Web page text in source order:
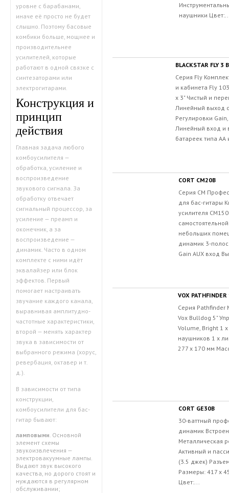
уровне с барабанами,
иначе её просто не будет
слышно. Поэтому басовые
комбики больше, мощнее и
производительнее
усилителей, которые
работают в одной связке с
синтезаторами или
электрогитарами.
Конструкция и
принцип
действия
Главная задача любого
комбоусилителя —
обработка, усиление и
воспроизведение
звукового сигнала. За
обработку отвечает
сигнальный процессор, за
усиление — преамп и
оконечник, а за
воспроизведение —
динамик. Часто в одном
комплекте с ними идёт
эквалайзер или блок
эффектов. Первый
помогает настраивать
звучание каждого канала,
выравнивая амплитудно-
частотные характеристики,
второй — менять характер
звука в зависимости от
выбранного режима (хорус,
ревербация, октавер и т.
д.).
В зависимости от типа
конструкции,
комбоусилители для бас-
гитар бывают:
ламповыми. Основной
элемент схемы
звукоизвлечения —
электровакуумные лампы.
Выдают звук высокого
качества, но дорого стоят и
нуждаются в регулярном
обслуживании;
наушники
BLACKSTAR FLY
Серия Fly
и кабинета Fly
x 3" Чистый и
Линейный выход
Регулировки
Линейный вход и
батареек типа
CORT CM20B
Серия CM
для бас-гитары
усилителя
небольших
динамик 3-
Gain AUX вход
VOX PATHFINDER
Серия Pathfinder
Vox Bulldog 5"
Volume, Bright 1
наушников 1 х
277 х 170 мм
CORT GE30B
30-ваттный
динамик
Металлическая
Активный и
(3.5 джек)
Размеры: 417 x
Цвет:...